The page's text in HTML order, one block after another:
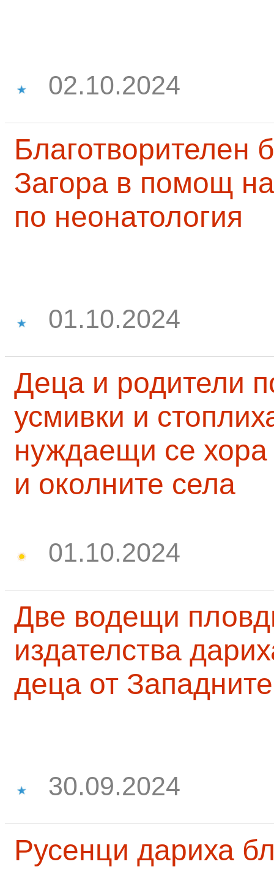
02.10.2024
Благотворителен
Загора в помощ
по неонатология
01.10.2024
Деца и родители
усмивки и
нуждаещи се
и околните села
01.10.2024
Две водещи
издателства
деца от
30.09.2024
Русенци дариха